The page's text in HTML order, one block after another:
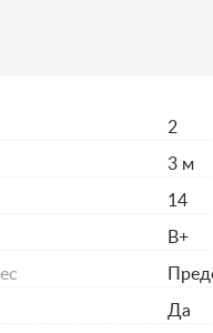
2
3 м
14
B+
Да